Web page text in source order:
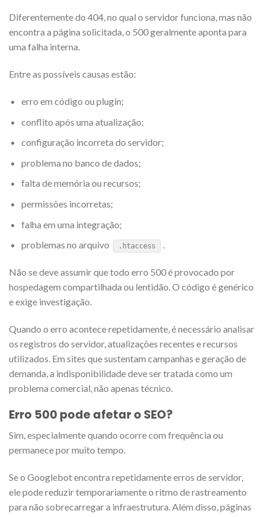
Diferentemente do 404, no qual o servidor funciona, mas não
encontra a página solicitada, o 500 geralmente aponta para
uma falha interna.
Entre as possíveis causas estão:
erro em código ou plugin;
conflito após uma atualização;
configuração incorreta do servidor;
problema no banco de dados;
falta de memória ou recursos;
permissões incorretas;
falha em uma integração;
problemas no arquivo
.htaccess .
Não se deve assumir que todo erro 500 é provocado por
hospedagem compartilhada ou lentidão. O código é genérico
e exige investigação.
Quando o erro acontece repetidamente, é necessário analisar
os registros do servidor, atualizações recentes e recursos
utilizados. Em sites que sustentam campanhas e geração de
demanda, a indisponibilidade deve ser tratada como um
problema comercial, não apenas técnico.
Erro 500 pode afetar o SEO?
Sim, especialmente quando ocorre com frequência ou
permanece por muito tempo.
Se o Googlebot encontra repetidamente erros de servidor,
ele pode reduzir temporariamente o ritmo de rastreamento
para não sobrecarregar a infraestrutura. Além disso, páginas